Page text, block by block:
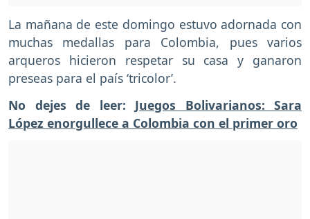
La mañana de este domingo estuvo adornada con
muchas medallas para Colombia, pues varios
arqueros hicieron respetar su casa y ganaron
preseas para el país ‘tricolor’.
No dejes de leer: Juegos Bolivarianos: Sara
López enorgullece a Colombia con el primer oro